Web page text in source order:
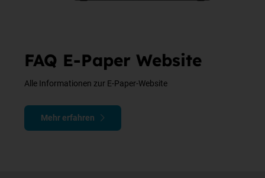
FAQ E-Paper Website
Alle Informationen zur E-Paper-Website
Mehr erfahren